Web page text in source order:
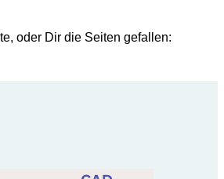
oder Dir die Seiten gefallen: